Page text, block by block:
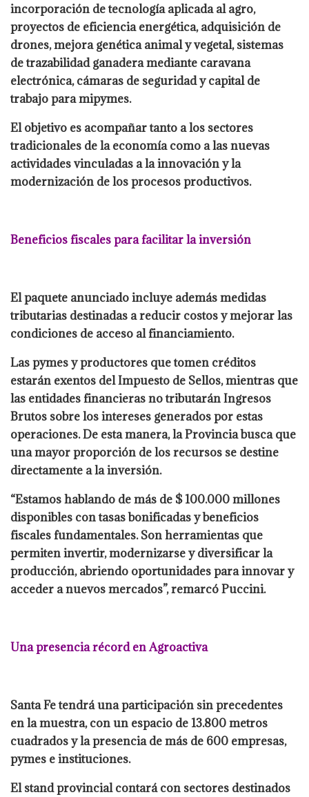
incorporación de tecnología aplicada al agro,
proyectos de eficiencia energética, adquisición de
drones, mejora genética animal y vegetal, sistemas
de trazabilidad ganadera mediante caravana
electrónica, cámaras de seguridad y capital de
trabajo para mipymes.
El objetivo es acompañar tanto a los sectores
tradicionales de la economía como a las nuevas
actividades vinculadas a la innovación y la
modernización de los procesos productivos.
Beneficios fiscales para facilitar la inversión
El paquete anunciado incluye además medidas
tributarias destinadas a reducir costos y mejorar las
condiciones de acceso al financiamiento.
Las pymes y productores que tomen créditos
estarán exentos del Impuesto de Sellos, mientras que
las entidades financieras no tributarán Ingresos
Brutos sobre los intereses generados por estas
operaciones. De esta manera, la Provincia busca que
una mayor proporción de los recursos se destine
directamente a la inversión.
“Estamos hablando de más de $ 100.000 millones
disponibles con tasas bonificadas y beneficios
fiscales fundamentales. Son herramientas que
permiten invertir, modernizarse y diversificar la
producción, abriendo oportunidades para innovar y
acceder a nuevos mercados”, remarcó Puccini.
Una presencia récord en Agroactiva
Santa Fe tendrá una participación sin precedentes
en la muestra, con un espacio de 13.800 metros
cuadrados y la presencia de más de 600 empresas,
pymes e instituciones.
El stand provincial contará con sectores destinados